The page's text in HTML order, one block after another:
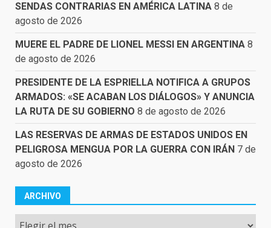
SENDAS CONTRARIAS EN AMÉRICA LATINA 8 de
agosto de 2026
MUERE EL PADRE DE LIONEL MESSI EN ARGENTINA 8
de agosto de 2026
PRESIDENTE DE LA ESPRIELLA NOTIFICA A GRUPOS
ARMADOS: «SE ACABAN LOS DIÁLOGOS» Y ANUNCIA
LA RUTA DE SU GOBIERNO 8 de agosto de 2026
LAS RESERVAS DE ARMAS DE ESTADOS UNIDOS EN
PELIGROSA MENGUA POR LA GUERRA CON IRÁN 7 de
agosto de 2026
ARCHIVO
Archivo